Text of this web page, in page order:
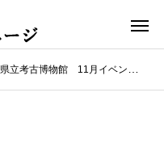
県立考古博物館 11月イベント情報